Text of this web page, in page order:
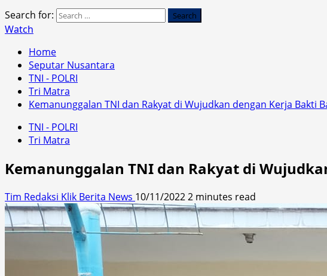
Search for:
Watch
Home
Seputar Nusantara
TNI - POLRI
Tri Matra
Kemanunggalan TNI dan Rakyat di Wujudkan dengan Kerja Bakti
TNI - POLRI
Tri Matra
Kemanunggalan TNI dan Rakyat di
Tim Redaksi Klik Berita News 10/11/20222 minutes read